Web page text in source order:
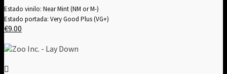
Estado vinilo: Near Mint (NM or M-)
Estado portada: Very Good Plus (VG+)
€9.00